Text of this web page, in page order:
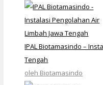
IPAL Biotamasindo –
Tengah
oleh Biotamasindo